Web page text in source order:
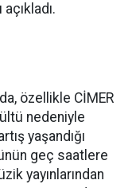
özellikle CİMER
nedeniyle
yaşandığı
geç saatlere
yayınlarından